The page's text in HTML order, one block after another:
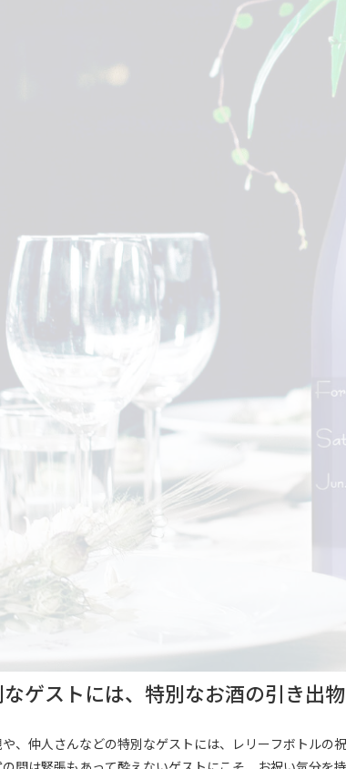
なゲストには、特別なお酒の引き出物
や、仲人さんなどの特別なゲストには、レリーフボトルの